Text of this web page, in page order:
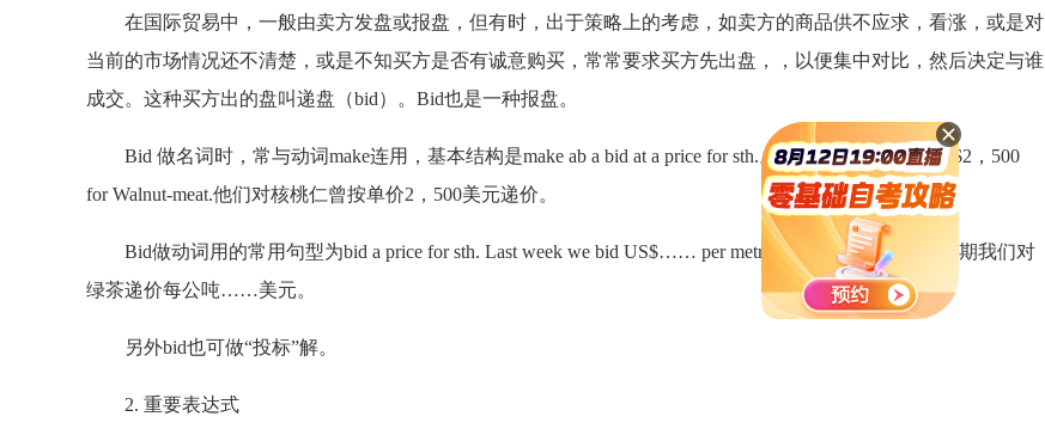
在国际贸易中，一般由卖方发盘或报盘，但有时，出于策略上的考虑，如卖方的商品供不应求，看涨，或是对
当前的市场情况还不清楚，或是不知买方是否有诚意购买，常常要求买方先出盘，，以便集中对比，然后决定与谁
成交。这种买方出的盘叫递盘（bid）。Bid也是一种报盘。
Bid 做名词时，常与动词make连用，基本结构是make ab a bid at a price for sth.。They made a bid at US$2，500
for Walnut-meat.他们对核桃仁曾按单价2，500美元递价。
Bid做动词用的常用句型为bid a price for sth. Last week we bid US$…… per metric ton for Green Tea.上星期我们对
绿茶递价每公吨……美元。
另外bid也可做“投标”解。
2. 重要表达式